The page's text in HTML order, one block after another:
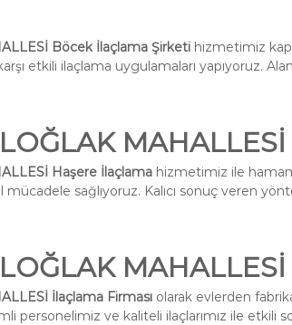
Böcek İlaçlama Şirketi hizmetimiz
etkili ilaçlama uygulamaları yapıyoruz.
Haşere İlaçlama hizmetimiz ile
mücadele sağlıyoruz. Kalıcı sonuç veren
İlaçlama Firması olarak evlerden
personelimiz ve kaliteli ilaçlarımız ile etkili